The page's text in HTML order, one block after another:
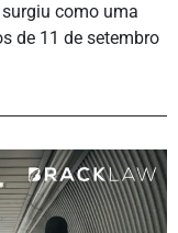
como uma
de 11 de setembro